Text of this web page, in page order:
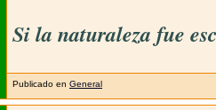
Si la naturaleza fue
Publicado en General